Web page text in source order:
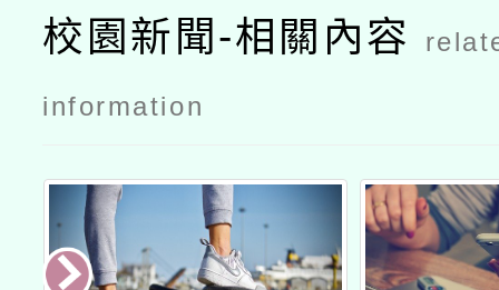
培訓
校園新聞-相關內容
information